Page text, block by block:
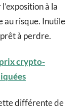
à la
au risque. Inutile
à perdre.
crypto-
différente de